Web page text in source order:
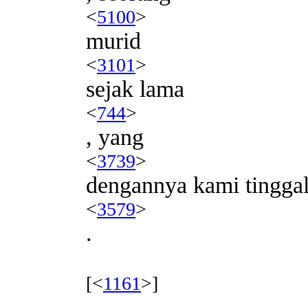
<5100>
murid
<3101>
sejak lama
<744>
, yang
<3739>
dengannya kami
<3579>
.
[<1161>]